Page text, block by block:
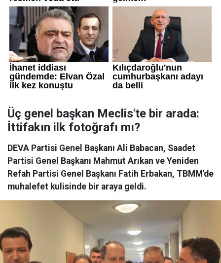
Üç genel başkan Meclis'te bir arada:
İttifakın ilk fotoğrafı mı?
DEVA Partisi Genel Başkanı Ali Babacan, Saadet
Partisi Genel Başkanı Mahmut Arıkan ve Yeniden
Refah Partisi Genel Başkanı Fatih Erbakan, TBMM'de
muhalefet kulisinde bir araya geldi.